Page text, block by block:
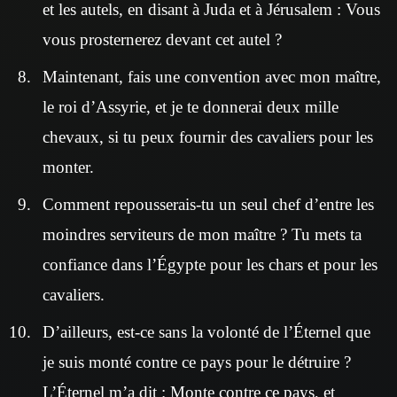
et les autels, en disant à Juda et à Jérusalem : Vous
vous prosternerez devant cet autel ?
Maintenant, fais une convention avec mon maître,
le roi d’Assyrie, et je te donnerai deux mille
chevaux, si tu peux fournir des cavaliers pour les
monter.
Comment repousserais-tu un seul chef d’entre les
moindres serviteurs de mon maître ? Tu mets ta
confiance dans l’Égypte pour les chars et pour les
cavaliers.
D’ailleurs, est-ce sans la volonté de l’Éternel que
je suis monté contre ce pays pour le détruire ?
L’Éternel m’a dit : Monte contre ce pays, et